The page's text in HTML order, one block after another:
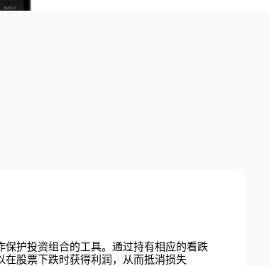
保护投资组合的工具。通过持有相应的看跌
在股票下跌时获得利润，从而抵消损失